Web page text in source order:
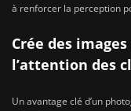
à renforcer la perception
Crée des
l’attention des
Un avantage clé d’un